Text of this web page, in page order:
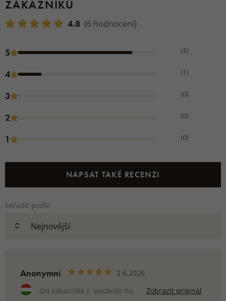
ZÁKAZNÍKŮ
4.8 (6 hodnocení)
5 (5)
4 (1)
3 (0)
2 (0)
1 (0)
NAPSAT TAKÉ RECENZI
Seřadit podle
Anonymní
2.6.2026
Od zákazníka z woolville.hu
Zobrazit originál